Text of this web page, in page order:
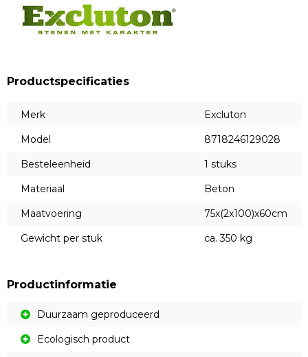
Productspecificaties
Merk
Excluton
Model
8718246129028
Besteleenheid
1 stuks
Materiaal
Beton
Maatvoering
75x(2x100)x60cm
Gewicht per stuk
ca. 350 kg
Productinformatie
Duurzaam geproduceerd
Ecologisch product